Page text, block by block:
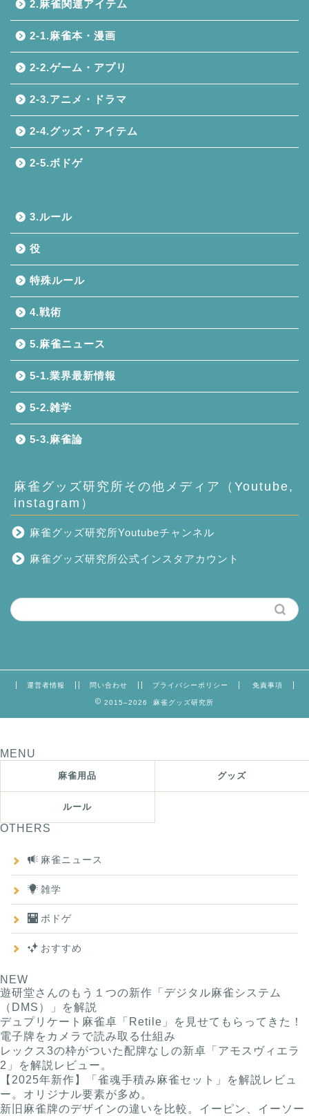
2.麻雀関連アイテム
2-1.麻雀本・漫画
2-2.ゲーム・アプリ
2-3.アニメ・ドラマ
2-4.グッズ・アイテム
2-5.ボドゲ
3.ルール
役
特殊ルール
4.戦術
5.麻雀ニュース
5-1.業界最新情報
5-2.雑学
5-3.麻雀論
麻雀グッズ研究所その他メディア（Youtube,
instagram）
麻雀グッズ研究所Youtubeチャンネル
麻雀グッズ研究所公式インスタアカウント
運営者情報 問い合わせ プライバシーポリシー 免責事項
2015–2026 麻雀グッズ研究所
MENU
麻雀用品 グッズ
ルール
OTHERS
麻雀ニュース
雑学
ボドゲ
おすすめ
NEW
遊研堂さんのもう１つの新作「デジタル麻雀システム
（DMS）」を解説
デュプリケート麻雀卓「Retile」を見せてもらってきた！
電子牌をカメラで読み取る仕組み
レックス3の枠がついた配牌なしの新卓「アモスヴィエラ
2」を解説レビュー。
【2025年新作】「雀魂手積み麻雀セット」を解説レビュ
ー。オリジナル要素が多め。
新旧麻雀牌のデザインの違いを比較。イーピン、イーソー